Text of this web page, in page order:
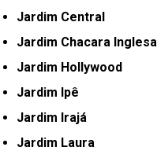
Jardim Central
Jardim Chacara Inglesa
Jardim Hollywood
Jardim Ipê
Jardim Irajá
Jardim Laura